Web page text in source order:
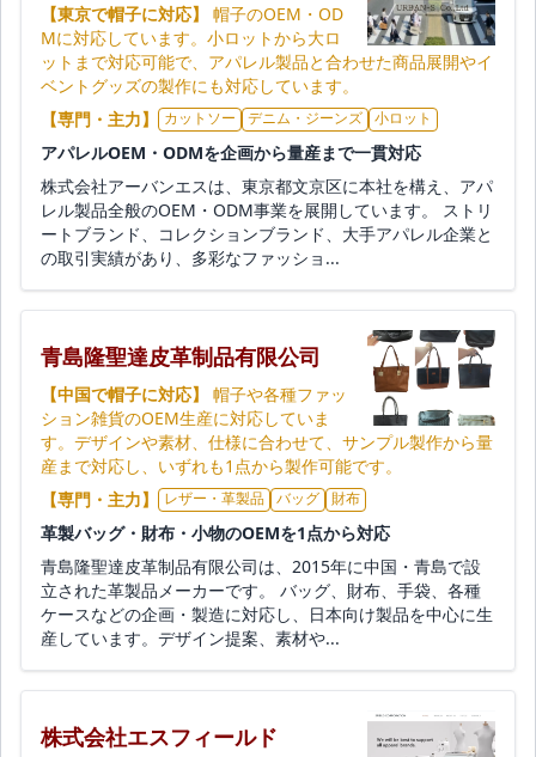
【東京で帽子に対応】
帽子のOEM・OD
Mに対応しています。小ロットから大ロ
ットまで対応可能で、アパレル製品と合わせた商品展開やイ
ベントグッズの製作にも対応しています。
【専門・主力】
カットソー デニム・ジーンズ 小ロット
アパレルOEM・ODMを企画から量産まで一貫対応
株式会社アーバンエスは、東京都文京区に本社を構え、アパ
レル製品全般のOEM・ODM事業を展開しています。 ストリ
ートブランド、コレクションブランド、大手アパレル企業と
の取引実績があり、多彩なファッショ...
青島隆聖達皮革制品有限公司
【中国で帽子に対応】
帽子や各種ファッ
ション雑貨のOEM生産に対応していま
す。デザインや素材、仕様に合わせて、サンプル製作から量
産まで対応し、いずれも1点から製作可能です。
【専門・主力】
レザー・革製品 バッグ 財布
革製バッグ・財布・小物のOEMを1点から対応
青島隆聖達皮革制品有限公司は、2015年に中国・青島で設
立された革製品メーカーです。 バッグ、財布、手袋、各種
ケースなどの企画・製造に対応し、日本向け製品を中心に生
産しています。デザイン提案、素材や...
株式会社エスフィールド